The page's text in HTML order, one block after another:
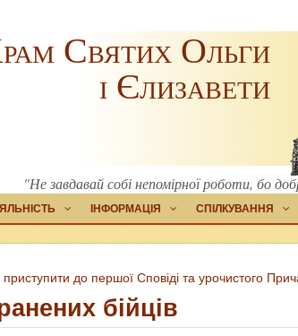
Святих Ольги
і Єлизавети
"Не завдавай собі непомірної роботи, бо
ІНФОРМАЦІЯ СПІЛКУВАННЯ
до першої Сповіді та урочистого
бійців